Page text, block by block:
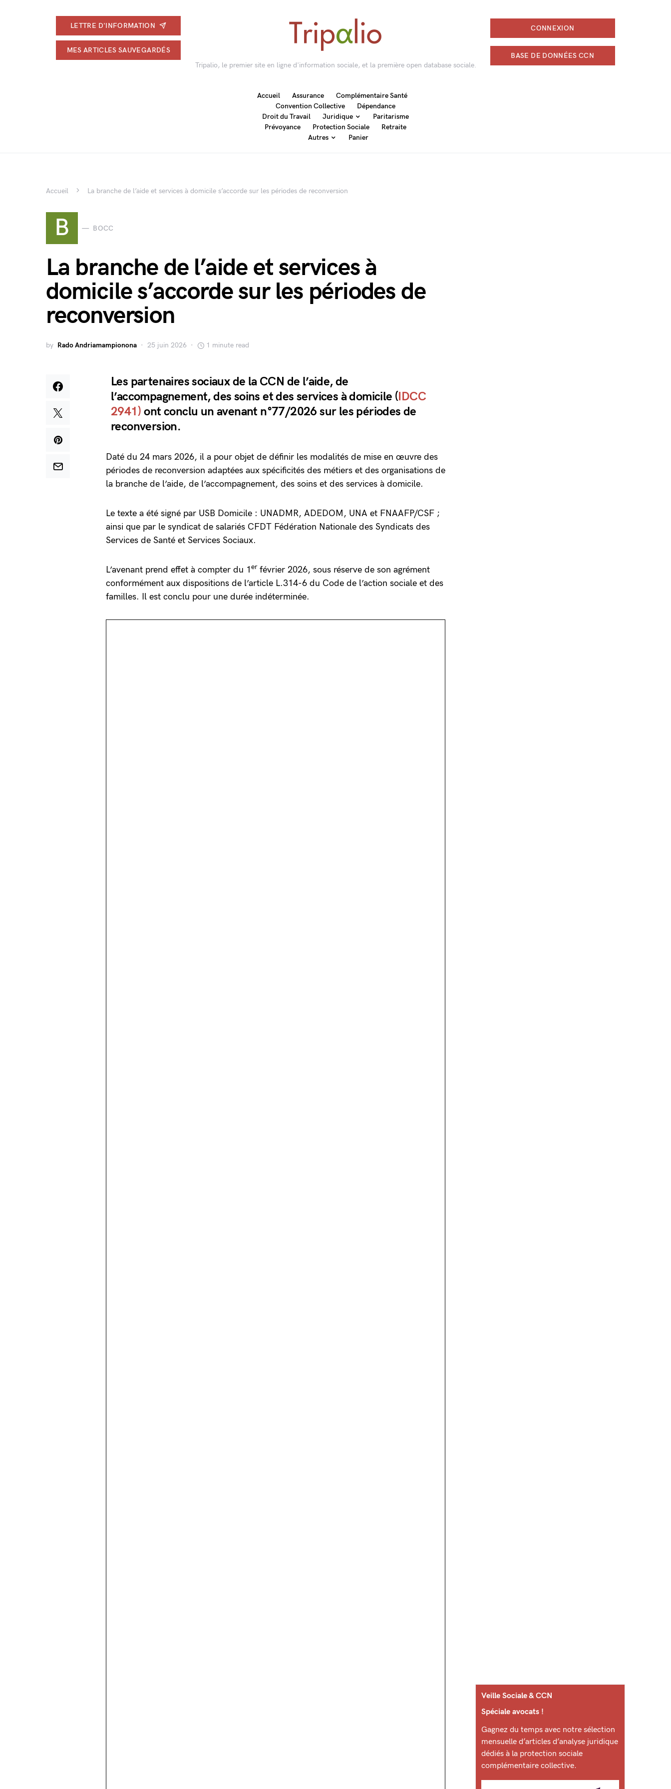
LETTRE D'INFORMATION
MES ARTICLES SAUVEGARDÉS
Tripalio, le premier site en ligne d'information sociale, et la première open database sociale.
CONNEXION
BASE DE DONNÉES CCN
Accueil Assurance
Complémentaire Santé
Convention Collective
Dépendance
Droit du Travail
Juridique
Paritarisme
Prévoyance
Protection Sociale
Retraite
Autres
Panier
Accueil La branche de l’aide et services à domicile s’accorde sur les périodes de reconversion
B BOCC
La branche de l’aide et services à
domicile s’accorde sur les périodes de
reconversion
by Rado Andriamampionona 25 juin 2026 1 minute read
Les partenaires sociaux de la CCN de l’aide, de
l’accompagnement, des soins et des services à domicile (IDCC
2941) ont conclu un avenant n°77/2026 sur les périodes de
reconversion.
Daté du 24 mars 2026, il a pour objet de définir les modalités de mise en œuvre des
périodes de reconversion adaptées aux spécificités des métiers et des organisations de
la branche de l’aide, de l’accompagnement, des soins et des services à domicile.
Le texte a été signé par USB Domicile : UNADMR, ADEDOM, UNA et FNAAFP/CSF ;
ainsi que par le syndicat de salariés CFDT Fédération Nationale des Syndicats des
Services de Santé et Services Sociaux.
L’avenant prend effet à compter du 1 er février 2026, sous réserve de son agrément
conformément aux dispositions de l’article L.314-6 du Code de l’action sociale et des
familles. Il est conclu pour une durée indéterminée.
Veille Sociale & CCN
Spéciale avocats !
Gagnez du temps avec notre sélection
mensuelle d’articles d’analyse juridique
dédiés à la protection sociale
complémentaire collective.